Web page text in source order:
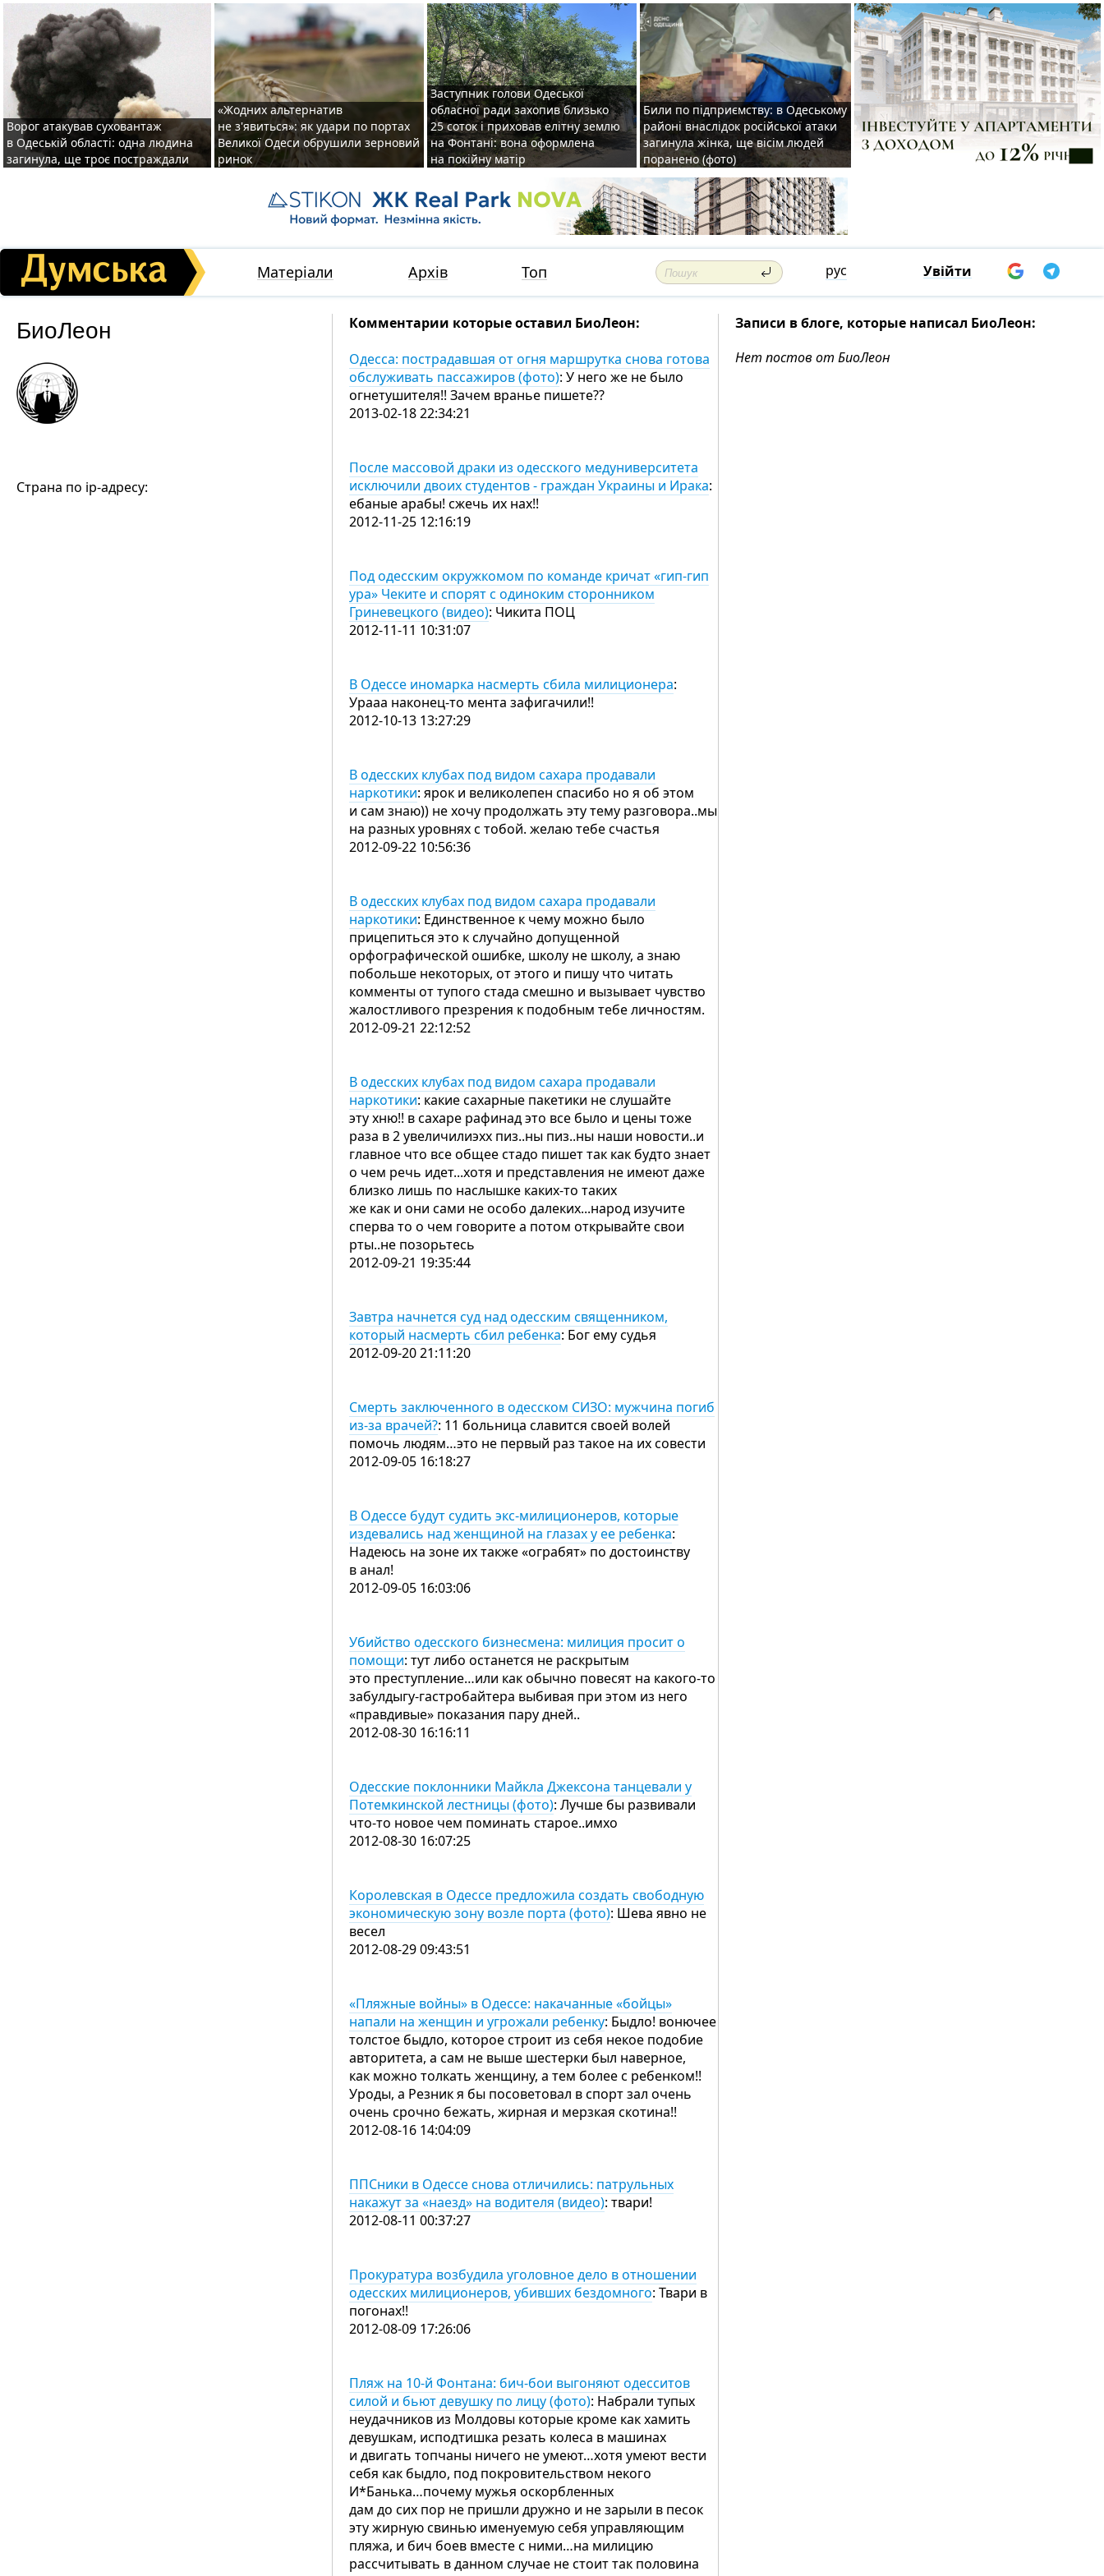
Ворог атакував суховантаж
в Одеській області: одна людина
загинула, ще троє постраждали
«Жодних альтернатив
не з'явиться»: як удари по портах
Великої Одеси обрушили зерновий
ринок
Заступник голови Одеської
обласної ради захопив близько
25 соток і приховав елітну землю
на Фонтані: вона оформлена
на покійну матір
Били по підприємству: в Одеському
районі внаслідок російської атаки
загинула жінка, ще вісім людей
поранено (фото)
Матеріали Архів Топ рус Увійти
БиоЛеон
Страна по ip-адресу:
Комментарии которые оставил БиоЛеон:
Одесса: пострадавшая от огня маршрутка снова готова
обслуживать пассажиров (фото): У него же не было
огнетушителя!! Зачем вранье пишете??
2013-02-18 22:34:21
После массовой драки из одесского медуниверситета
исключили двоих студентов - граждан Украины и Ирака:
ебаные арабы! сжечь их нах!!
2012-11-25 12:16:19
Под одесским окружкомом по команде кричат «гип-гип
ура» Чеките и спорят с одиноким сторонником
Гриневецкого (видео): Чикита ПОЦ
2012-11-11 10:31:07
В Одессе иномарка насмерть сбила милиционера:
Урааа наконец-то мента зафигачили!!
2012-10-13 13:27:29
В одесских клубах под видом сахара продавали
наркотики: ярок и великолепен спасибо но я об этом
и сам знаю)) не хочу продолжать эту тему разговора..мы
на разных уровнях с тобой. желаю тебе счастья
2012-09-22 10:56:36
В одесских клубах под видом сахара продавали
наркотики: Единственное к чему можно было
прицепиться это к случайно допущенной
орфографической ошибке, школу не школу, а знаю
побольше некоторых, от этого и пишу что читать
комменты от тупого стада смешно и вызывает чувство
жалостливого презрения к подобным тебе личностям.
2012-09-21 22:12:52
В одесских клубах под видом сахара продавали
наркотики: какие сахарные пакетики не слушайте
эту хню!! в сахаре рафинад это все было и цены тоже
раза в 2 увеличилиэхх пиз..ны пиз..ны наши новости..и
главное что все общее стадо пишет так как будто знает
о чем речь идет...хотя и представления не имеют даже
близко лишь по наслышке каких-то таких
же как и они сами не особо далеких...народ изучите
сперва то о чем говорите а потом открывайте свои
рты..не позорьтесь
2012-09-21 19:35:44
Завтра начнется суд над одесским священником,
который насмерть сбил ребенка: Бог ему судья
2012-09-20 21:11:20
Смерть заключенного в одесском СИЗО: мужчина погиб
из-за врачей?: 11 больница славится своей волей
помочь людям…это не первый раз такое на их совести
2012-09-05 16:18:27
В Одессе будут судить экс-милиционеров, которые
издевались над женщиной на глазах у ее ребенка:
Надеюсь на зоне их также «ограбят» по достоинству
в анал!
2012-09-05 16:03:06
Убийство одесского бизнесмена: милиция просит о
помощи: тут либо останется не раскрытым
это преступление…или как обычно повесят на какого-то
забулдыгу-гастробайтера выбивая при этом из него
«правдивые» показания пару дней..
2012-08-30 16:16:11
Одесские поклонники Майкла Джексона танцевали у
Потемкинской лестницы (фото): Лучше бы развивали
что-то новое чем поминать старое..имхо
2012-08-30 16:07:25
Королевская в Одессе предложила создать свободную
экономическую зону возле порта (фото): Шева явно не
весел
2012-08-29 09:43:51
«Пляжные войны» в Одессе: накачанные «бойцы»
напали на женщин и угрожали ребенку: Быдло! вонючее
толстое быдло, которое строит из себя некое подобие
авторитета, а сам не выше шестерки был наверное,
как можно толкать женщину, а тем более с ребенком!!
Уроды, а Резник я бы посоветовал в спорт зал очень
очень срочно бежать, жирная и мерзкая скотина!!
2012-08-16 14:04:09
ППСники в Одессе снова отличились: патрульных
накажут за «наезд» на водителя (видео): твари!
2012-08-11 00:37:27
Прокуратура возбудила уголовное дело в отношении
одесских милиционеров, убивших бездомного: Твари в
погонах!!
2012-08-09 17:26:06
Пляж на 10-й Фонтана: бич-бои выгоняют одесситов
силой и бьют девушку по лицу (фото): Набрали тупых
неудачников из Молдовы которые кроме как хамить
девушкам, исподтишка резать колеса в машинах
и двигать топчаны ничего не умеют…хотя умеют вести
себя как быдло, под покровительством некого
И*Банька…почему мужья оскорбленных
дам до сих пор не пришли дружно и не зарыли в песок
эту жирную свинью именуемую себя управляющим
пляжа, и бич боев вместе с ними…на милицию
рассчитывать в данном случае не стоит так половина
Записи в блоге, которые написал БиоЛеон:
Нет постов от БиоЛеон